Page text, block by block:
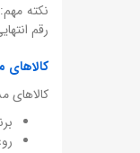
نکته
رقم انتهایی
کالاهای